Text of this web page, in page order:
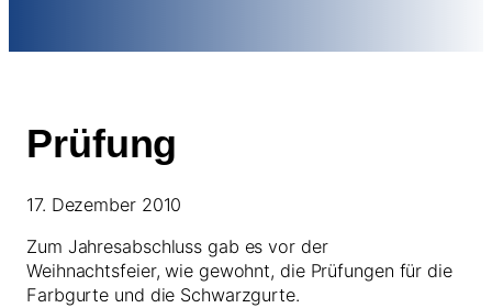
Prüfung
17. Dezember 2010
Zum Jahresabschluss gab es vor der
Weihnachtsfeier, wie gewohnt, die Prüfungen für die
Farbgurte und die Schwarzgurte.